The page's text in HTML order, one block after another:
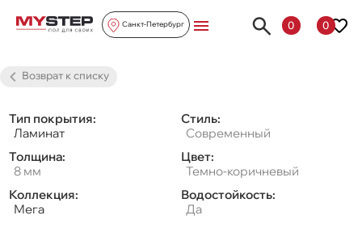
Санкт-Петербург 0 0
Возврат к списку
Тип покрытия:
Ламинат
Стиль:
Современный
Толщина:
8 мм
Цвет:
Темно-коричневый
Коллекция:
Мега
Водостойкость:
Да